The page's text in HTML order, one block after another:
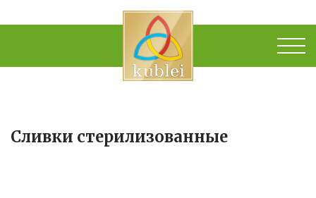
Сливки стерилизованные